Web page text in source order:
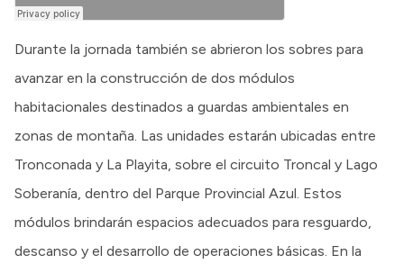
Durante la jornada también se abrieron los sobres para
avanzar en la construcción de dos módulos
habitacionales destinados a guardas ambientales en
zonas de montaña. Las unidades estarán ubicadas entre
Tronconada y La Playita, sobre el circuito Troncal y Lago
Soberanía, dentro del Parque Provincial Azul. Estos
módulos brindarán espacios adecuados para resguardo,
descanso y el desarrollo de operaciones básicas. En la